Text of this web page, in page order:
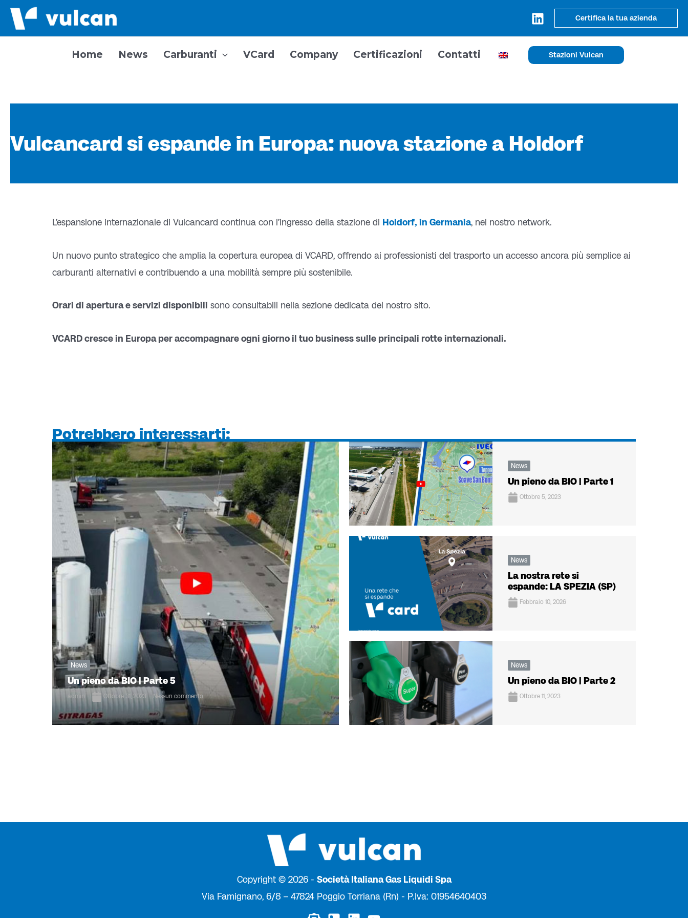
Vai
Certifica la tua azienda
Home News Carburanti VCard Company Certificazioni Contatti Stazioni Vulcan
Vulcancard si espande in Europa: nuova stazione a Holdorf
L’espansione internazionale di Vulcancard continua con l’ingresso della stazione di Holdorf, in Germania, nel nostro network.
Un nuovo punto strategico che amplia la copertura europea di VCARD, offrendo ai professionisti del trasporto un accesso ancora più semplice ai
carburanti alternativi e contribuendo a una mobilità sempre più sostenibile.
Orari di apertura e servizi disponibili sono consultabili nella sezione dedicata del nostro sito.
VCARD cresce in Europa per accompagnare ogni giorno il tuo business sulle principali rotte internazionali.
Potrebbero interessarti:
News
Un pieno da BIO | Parte 5
admin Ottobre 31, 2023 Nessun commento
News
Un pieno da BIO | Parte 1
Ottobre 5, 2023
News
La nostra rete si
espande: LA SPEZIA (SP)
Febbraio 10, 2026
News
Un pieno da BIO | Parte 2
Ottobre 11, 2023
Copyright © 2026 - Società Italiana Gas Liquidi Spa
Via Famignano, 6/8 – 47824 Poggio Torriana (Rn) - P.Iva: 01954640403